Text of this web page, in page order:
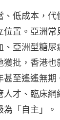
低成本，代
位置。亞洲常
、亞洲型糖
獲批，香港也
至遙遙無期
才、臨床網
「自主」。